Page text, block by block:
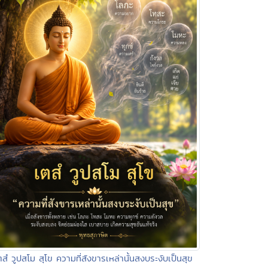
สํ วูปสโม สุโข ความที่สังขารเหล่านั้นสงบระงับเป็นสุข